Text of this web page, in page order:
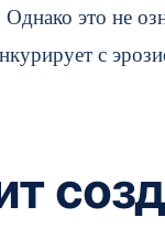
это не
с